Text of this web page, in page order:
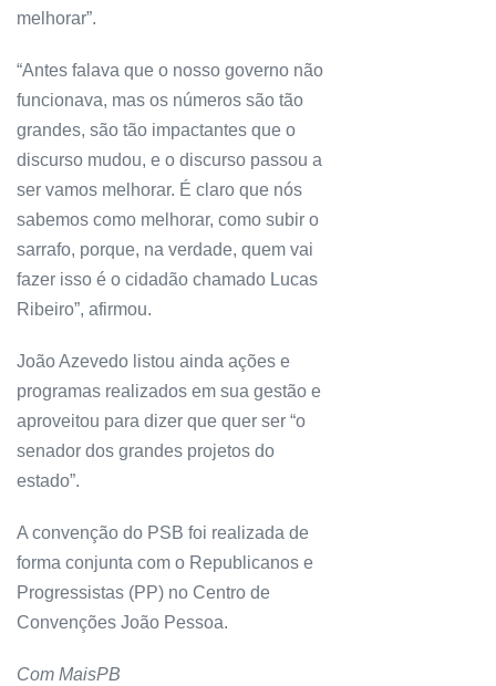
melhorar”.
“Antes falava que o nosso governo não
funcionava, mas os números são tão
grandes, são tão impactantes que o
discurso mudou, e o discurso passou a
ser vamos melhorar. É claro que nós
sabemos como melhorar, como subir o
sarrafo, porque, na verdade, quem vai
fazer isso é o cidadão chamado Lucas
Ribeiro”, afirmou.
João Azevedo listou ainda ações e
programas realizados em sua gestão e
aproveitou para dizer que quer ser “o
senador dos grandes projetos do
estado”.
A convenção do PSB foi realizada de
forma conjunta com o Republicanos e
Progressistas (PP) no Centro de
Convenções João Pessoa.
Com MaisPB